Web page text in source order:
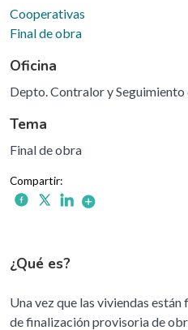
Cooperativas
Final de obra
Oficina
Depto. Contralor y Seguimiento
Tema
Final de obra
¿Qué es?
Una vez que las viviendas
de finalización provisoria de